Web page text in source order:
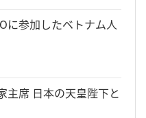
に参加したベトナム人
主席 日本の天皇陛下と